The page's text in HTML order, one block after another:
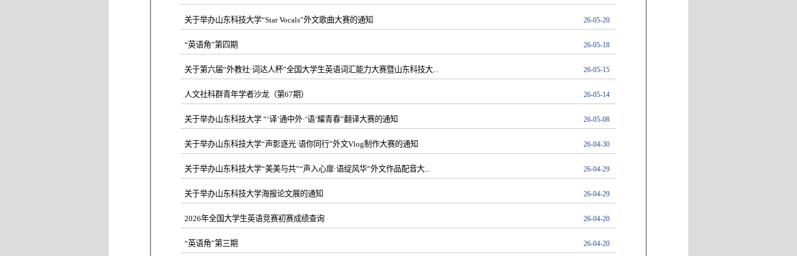
关于举办山东科技大学“Star Vocals”外文歌曲大赛的通知 26-05-20
“英语角”第四期 26-05-18
关于第六届“外教社·词达人杯”全国大学生英语词汇能力大赛暨山东科技大... 26-05-15
人文社科群青年学者沙龙（第67期） 26-05-14
关于举办山东科技大学 “‘译’通中外·‘语’耀青春”翻译大赛的通知 26-05-08
关于举办山东科技大学“声影逐光·语你同行”外文Vlog制作大赛的通知 26-04-30
关于举办山东科技大学“美美与共”“声入心扉·语绽风华”外文作品配音大... 26-04-29
关于举办山东科技大学海报论文展的通知 26-04-29
2026年全国大学生英语竞赛初赛成绩查询 26-04-20
“英语角”第三期 26-04-20